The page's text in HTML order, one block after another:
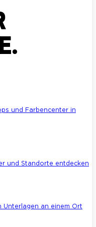
und Farbencenter in
und Standorte entdecken
Unterlagen an einem Ort